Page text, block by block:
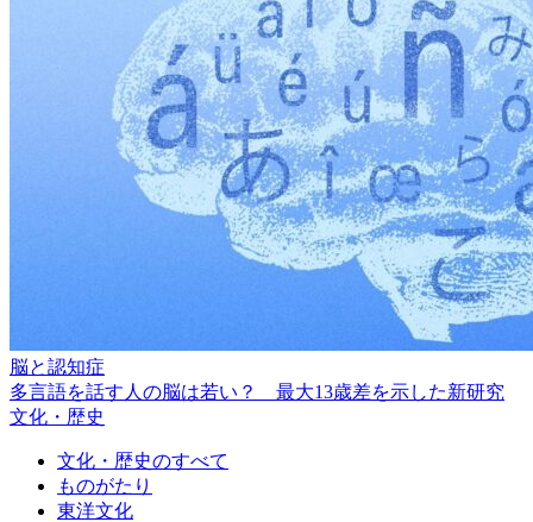
脳と認知症
多言語を話す人の脳は若い？ 最大13歳差を示した新研究
文化・歴史
文化・歴史のすべて
ものがたり
東洋文化